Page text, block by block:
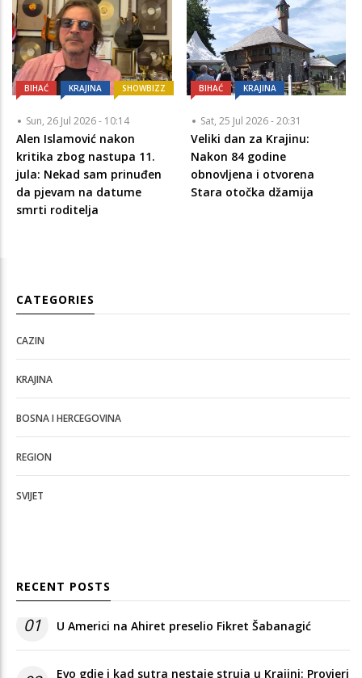
BIHAĆ KRAJINA SHOWBIZZ
Sun, 26 Jul 2026 - 10:14
Alen Islamović nakon
kritika zbog nastupa 11.
jula: Nekad sam prinuđen
da pjevam na datume
smrti roditelja
BIHAĆ KRAJINA
Sat, 25 Jul 2026 - 20:31
Veliki dan za Krajinu:
Nakon 84 godine
obnovljena i otvorena
Stara otočka džamija
CATEGORIES
CAZIN
KRAJINA
BOSNA I HERCEGOVINA
REGION
SVIJET
RECENT POSTS
01 U Americi na Ahiret preselio Fikret Šabanagić
Evo gdje i kad sutra nestaje struja u Krajini: Provjeri